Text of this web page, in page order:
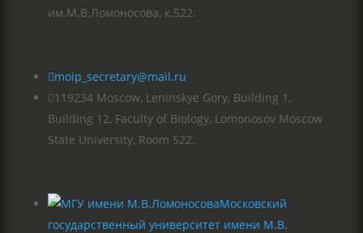
им.М.В.Ломоносова, к.522.
moip_secretary@mail.ru
119234 Moscow, Leninskye Gory, Building 1,
Building 12, Faculty of Biology, Lomonosov Moscow
State University, Room 522.
Московский
государственный университет имени М.В.